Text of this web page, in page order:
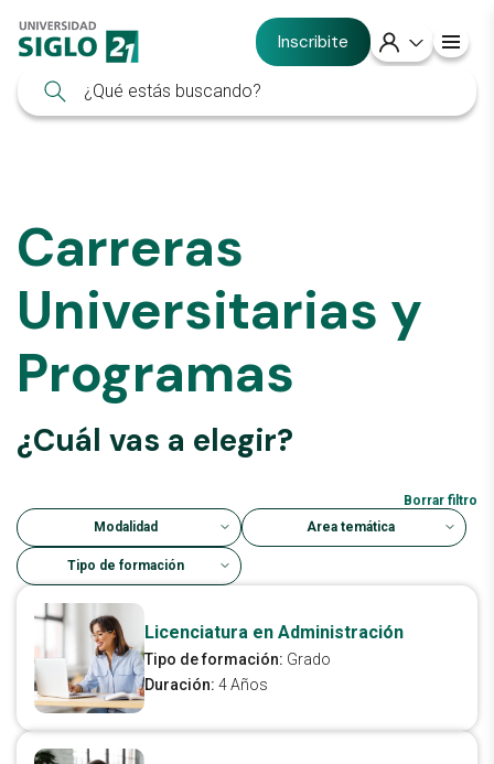
Inscribite
Carreras
Universitarias y
Programas
¿Cuál vas a elegir?
Borrar filtro
Modalidad
Área temática
Tipo de formación
Licenciatura en Administración
Tipo de formación: Grado
Duración: 4 Años